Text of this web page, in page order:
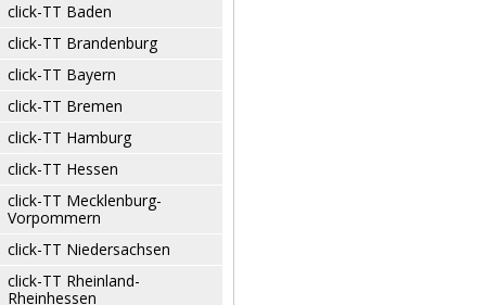
click-TT Baden
click-TT Brandenburg
click-TT Bayern
click-TT Bremen
click-TT Hamburg
click-TT Hessen
click-TT Mecklenburg-
Vorpommern
click-TT Niedersachsen
click-TT Rheinland-
Rheinhessen